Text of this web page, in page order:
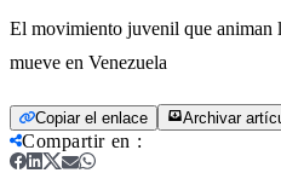
El movimiento juvenil que animan
mueve en Venezuela
Copiar el enlace Archivar
Compartir en :